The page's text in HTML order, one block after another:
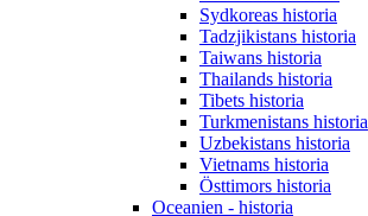
Sydkoreas historia
Tadzjikistans historia
Taiwans historia
Thailands historia
Tibets historia
Turkmenistans historia
Uzbekistans historia
Vietnams historia
Östtimors historia
Oceanien - historia